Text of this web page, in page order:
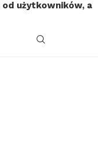
od użytkowników, a